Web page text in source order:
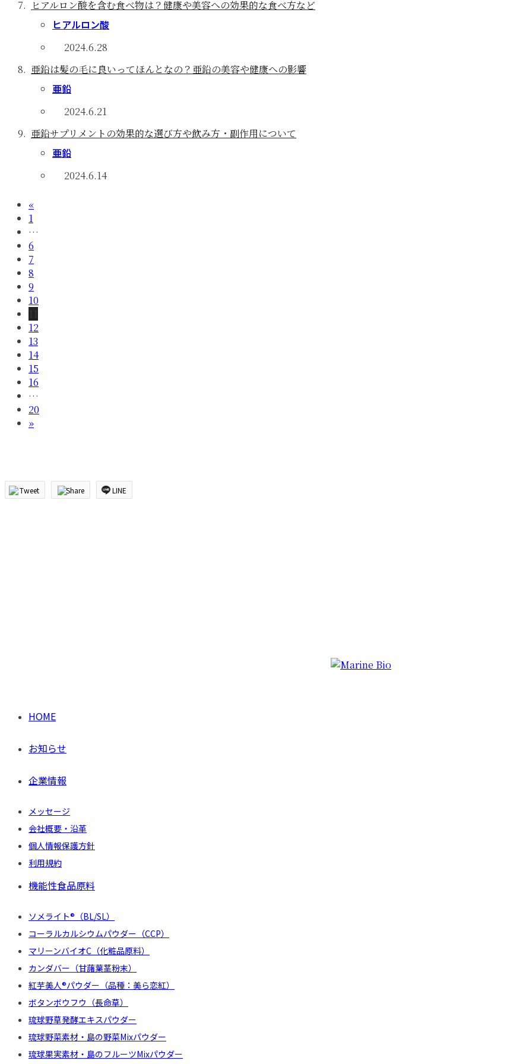
ヒアルロン酸を含む食べ物は？健康や美容への効果的な食べ方など
ヒアルロン酸
2024.6.28
亜鉛は髪の毛に良いってほんとなの？亜鉛の美容や健康への影響
亜鉛
2024.6.21
亜鉛サプリメントの効果的な選び方や飲み方・副作用について
亜鉛
2024.6.14
«
1
…
6
7
8
9
10
11
12
13
14
15
16
…
20
»
Tweet Share LINE
HOME
お知らせ
企業情報
メッセージ
会社概要・沿革
個人情報保護方針
利用規約
機能性食品原料
ソメライト®（BL/SL）
コーラルカルシウムパウダー（CCP）
マリーンバイオC（化粧品原料）
カンダバー（甘藷葉茎粉末）
紅芋美人®パウダー（品種：美ら恋紅）
ボタンボウフウ（長命草）
琉球野草発酵エキスパウダー
琉球野菜素材・島の野菜Mixパウダー
琉球果実素材・島のフルーツMixパウダー